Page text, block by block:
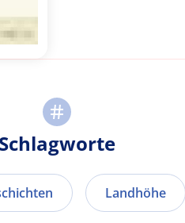
Schlagworte
Landhöhe